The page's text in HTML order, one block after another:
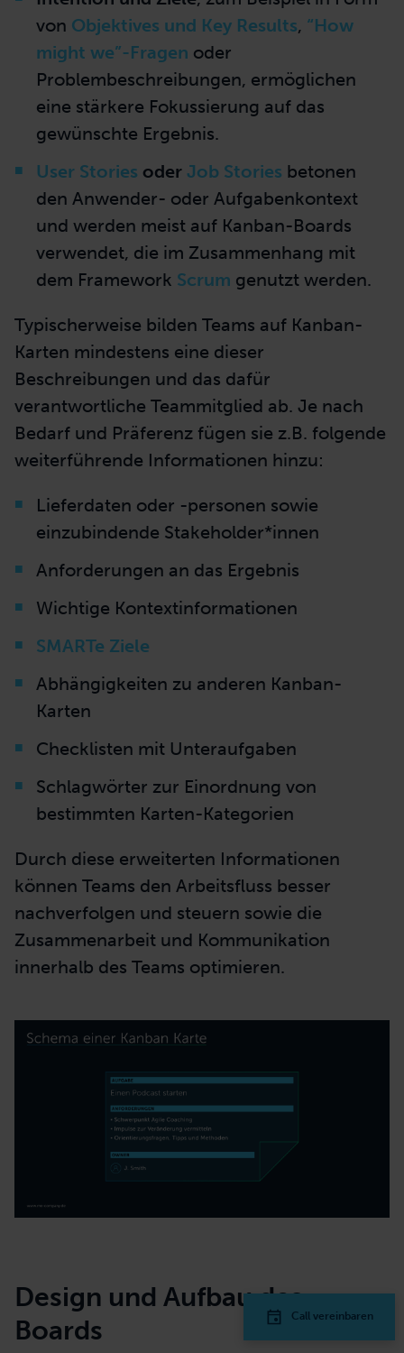
von Objektives und Key Results, “How
might we”-Fragen oder
Problembeschreibungen, ermöglichen
eine stärkere Fokussierung auf das
gewünschte Ergebnis.
User Stories oder Job Stories betonen
den Anwender- oder Aufgabenkontext
und werden meist auf Kanban-Boards
verwendet, die im Zusammenhang mit
dem Framework Scrum genutzt werden.
Typischerweise bilden Teams auf Kanban-
Karten mindestens eine dieser
Beschreibungen und das dafür
verantwortliche Teammitglied ab. Je nach
Bedarf und Präferenz fügen sie z.B. folgende
weiterführende Informationen hinzu:
Lieferdaten oder -personen sowie
einzubindende Stakeholder*innen
Anforderungen an das Ergebnis
Wichtige Kontextinformationen
SMARTe Ziele
Abhängigkeiten zu anderen Kanban-
Karten
Checklisten mit Unteraufgaben
Schlagwörter zur Einordnung von
bestimmten Karten-Kategorien
Durch diese erweiterten Informationen
können Teams den Arbeitsfluss besser
nachverfolgen und steuern sowie die
Zusammenarbeit und Kommunikation
innerhalb des Teams optimieren.
Design und Aufbau des
Boards
Call vereinbaren